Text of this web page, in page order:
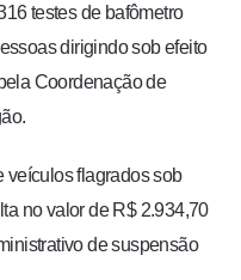
testes de bafômetro
dirigindo sob efeito
Coordenação de
veículos flagrados sob
no valor de R$ 2.934,70
de suspensão